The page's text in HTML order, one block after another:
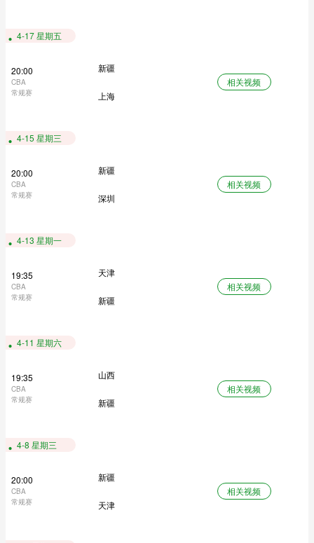
4-17 星期五
20:00
CBA
常规赛
新疆
上海
相关视频
4-15 星期三
20:00
CBA
常规赛
新疆
深圳
相关视频
4-13 星期一
19:35
CBA
常规赛
天津
新疆
相关视频
4-11 星期六
19:35
CBA
常规赛
山西
新疆
相关视频
4-8 星期三
20:00
CBA
常规赛
新疆
天津
相关视频